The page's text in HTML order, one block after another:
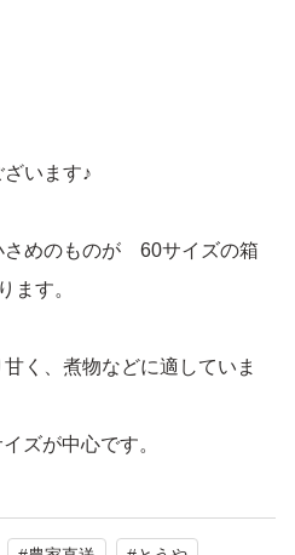
います♪
さめのものが 60サイズの箱
ます。
く、煮物などに適していま
ズが中心です。
いただけます。